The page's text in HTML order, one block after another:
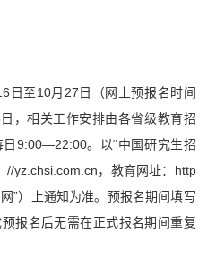
日至10月27日（网上预报名时间
，相关工作安排由各省级教育招
9:00—22:00。以“中国研究生招
//yz.chsi.com.cn，教育网址：http
”）上通知为准。预报名期间填写
报名后无需在正式报名期间重复